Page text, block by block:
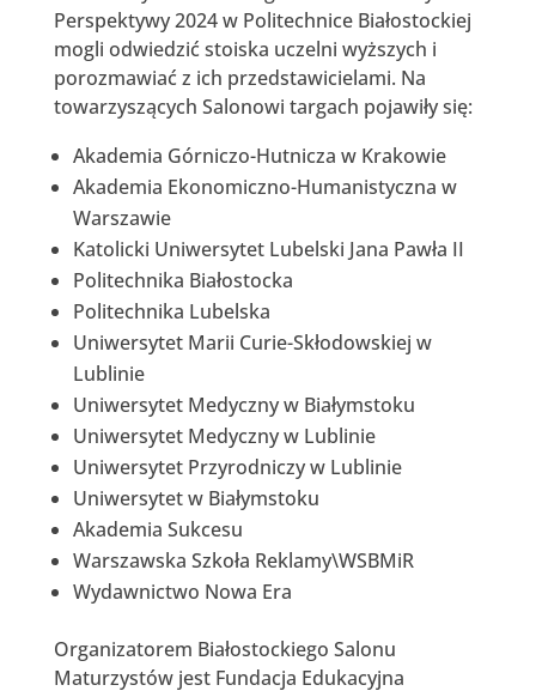
Perspektywy 2024 w Politechnice Białostockiej
mogli odwiedzić stoiska uczelni wyższych i
porozmawiać z ich przedstawicielami. Na
towarzyszących Salonowi targach pojawiły się:
Akademia Górniczo-Hutnicza w Krakowie
Akademia Ekonomiczno-Humanistyczna w
Warszawie
Katolicki Uniwersytet Lubelski Jana Pawła II
Politechnika Białostocka
Politechnika Lubelska
Uniwersytet Marii Curie-Skłodowskiej w
Lublinie
Uniwersytet Medyczny w Białymstoku
Uniwersytet Medyczny w Lublinie
Uniwersytet Przyrodniczy w Lublinie
Uniwersytet w Białymstoku
Akademia Sukcesu
Warszawska Szkoła Reklamy\WSBMiR
Wydawnictwo Nowa Era
Organizatorem Białostockiego Salonu
Maturzystów jest Fundacja Edukacyjna